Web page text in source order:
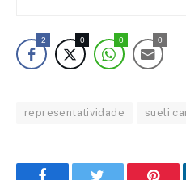
2 0 0 0
representatividade sueli